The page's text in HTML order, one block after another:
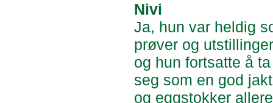
Nivi
Ja, hun var heldig
prøver og
og hun fortsatte å
seg som en god
og eggstokker